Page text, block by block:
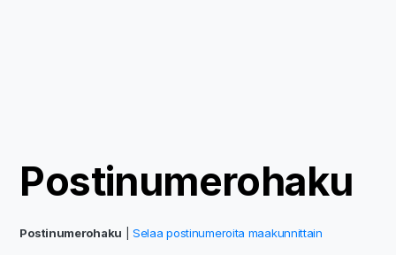
Postinumerohaku
Postinumerohaku |Selaa postinumeroita maakunnittain